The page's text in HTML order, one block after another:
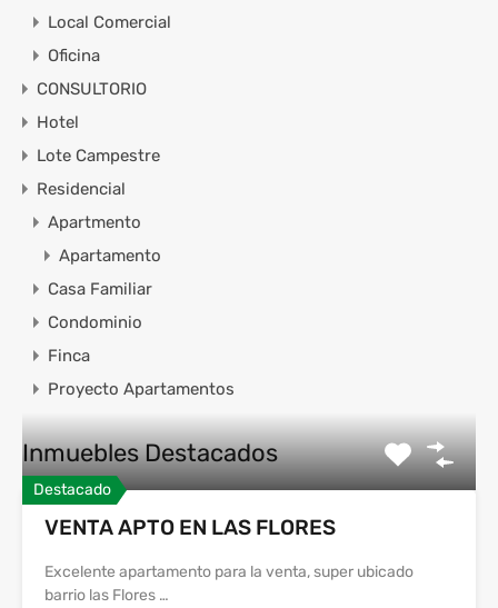
Local Comercial
Oficina
CONSULTORIO
Hotel
Lote Campestre
Residencial
Apartmento
Apartamento
Casa Familiar
Condominio
Finca
Proyecto Apartamentos
Inmuebles Destacados
Destacado
VENTA APTO EN LAS FLORES
Excelente apartamento para la venta, super ubicado
barrio las Flores …